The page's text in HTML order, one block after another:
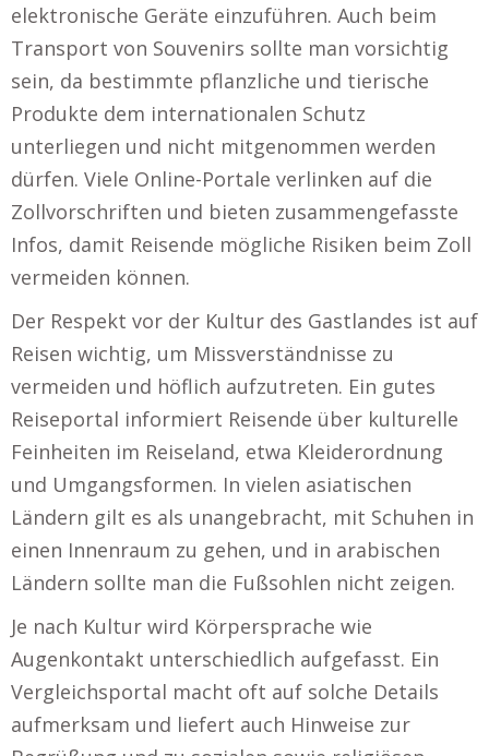
elektronische Geräte einzuführen. Auch beim
Transport von Souvenirs sollte man vorsichtig
sein, da bestimmte pflanzliche und tierische
Produkte dem internationalen Schutz
unterliegen und nicht mitgenommen werden
dürfen. Viele Online-Portale verlinken auf die
Zollvorschriften und bieten zusammengefasste
Infos, damit Reisende mögliche Risiken beim Zoll
vermeiden können.
Der Respekt vor der Kultur des Gastlandes ist auf
Reisen wichtig, um Missverständnisse zu
vermeiden und höflich aufzutreten. Ein gutes
Reiseportal informiert Reisende über kulturelle
Feinheiten im Reiseland, etwa Kleiderordnung
und Umgangsformen. In vielen asiatischen
Ländern gilt es als unangebracht, mit Schuhen in
einen Innenraum zu gehen, und in arabischen
Ländern sollte man die Fußsohlen nicht zeigen.
Je nach Kultur wird Körpersprache wie
Augenkontakt unterschiedlich aufgefasst. Ein
Vergleichsportal macht oft auf solche Details
aufmerksam und liefert auch Hinweise zur